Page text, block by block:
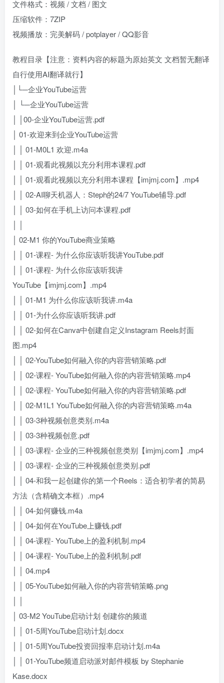
文件格式：视频 / 文档 / 图文
压缩软件：7ZIP
视频播放：完美解码 / potplayer / QQ影音
教程目录【注意：资料内容的标题为原始英文 文档暂无翻译
自行使用AI翻译就行】
│└─企业YouTube运营
│ └─企业YouTube运营
│ │00-企业YouTube运营.pdf
│ 01-欢迎来到企业YouTube运营
│ │ 01-M0L1 欢迎.m4a
│ │ 01-观看此视频以充分利用本课程.pdf
│ │ 01-观看此视频以充分利用本课程【imjmj.com】.mp4
│ │ 02-AI聊天机器人：Steph的24/7 YouTube辅导.pdf
│ │ 03-如何在手机上访问本课程.pdf
│ │
│ 02-M1 你的YouTube商业策略
│ │ 01-课程- 为什么你应该听我讲YouTube.pdf
│ │ 01-课程- 为什么你应该听我讲
YouTube【imjmj.com】.mp4
│ │ 01-M1 为什么你应该听我讲.m4a
│ │ 01-为什么你应该听我讲.pdf
│ │ 02-如何在Canva中创建自定义Instagram Reels封面
图.mp4
│ │ 02-YouTube如何融入你的内容营销策略.pdf
│ │ 02-课程- YouTube如何融入你的内容营销策略.mp4
│ │ 02-课程- YouTube如何融入你的内容营销策略.pdf
│ │ 02-M1L1 YouTube如何融入你的内容营销策略.m4a
│ │ 03-3种视频创意类别.m4a
│ │ 03-3种视频创意.pdf
│ │ 03-课程- 企业的三种视频创意类别【imjmj.com】.mp4
│ │ 03-课程- 企业的三种视频创意类别.pdf
│ │ 04-和我一起创建你的第一个Reels：适合初学者的简易
方法（含精确文本框）.mp4
│ │ 04-如何赚钱.m4a
│ │ 04-如何在YouTube上赚钱.pdf
│ │ 04-课程- YouTube上的盈利机制.mp4
│ │ 04-课程- YouTube上的盈利机制.pdf
│ │ 04.mp4
│ │ 05-YouTube如何融入你的内容营销策略.png
│ │
│ 03-M2 YouTube启动计划 创建你的频道
│ │ 01-5周YouTube启动计划.docx
│ │ 01-5周YouTube投资回报率启动计划.m4a
│ │ 01-YouTube频道启动派对邮件模板 by Stephanie
Kase.docx